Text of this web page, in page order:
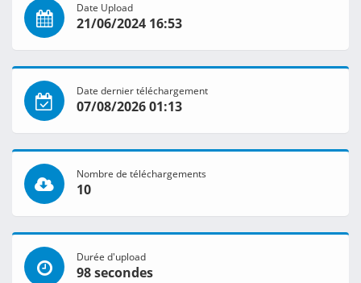
Date Upload
21/06/2024 16:53
Date dernier téléchargement
07/08/2026 01:13
Nombre de téléchargements
10
Durée d'upload
98 secondes